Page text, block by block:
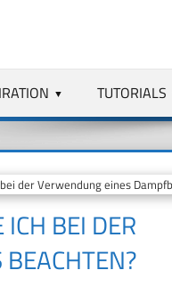
TUTORIALS
der Verwendung eines
BEI DER V